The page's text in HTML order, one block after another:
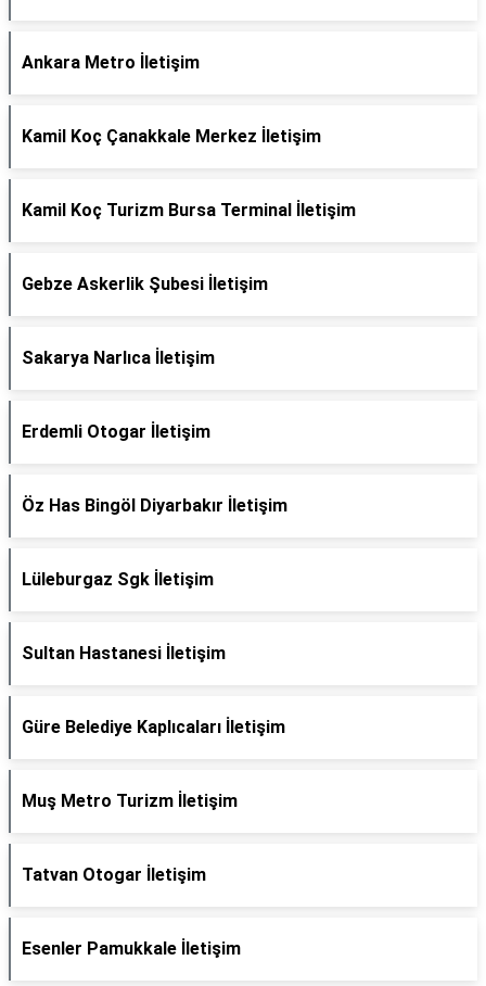
Ankara Metro İletişim
Kamil Koç Çanakkale Merkez İletişim
Kamil Koç Turizm Bursa Terminal İletişim
Gebze Askerlik Şubesi İletişim
Sakarya Narlıca İletişim
Erdemli Otogar İletişim
Öz Has Bingöl Diyarbakır İletişim
Lüleburgaz Sgk İletişim
Sultan Hastanesi İletişim
Güre Belediye Kaplıcaları İletişim
Muş Metro Turizm İletişim
Tatvan Otogar İletişim
Esenler Pamukkale İletişim